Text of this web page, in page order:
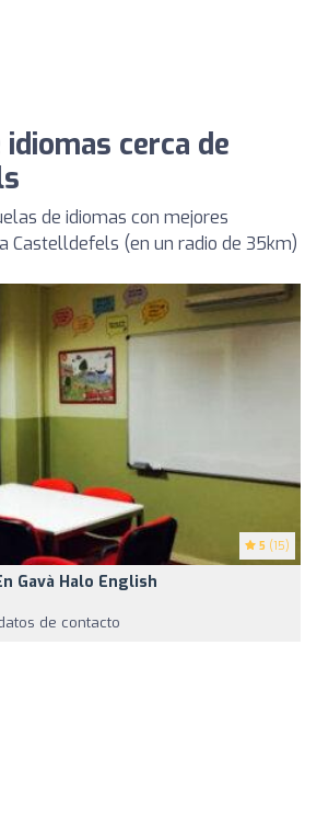
idiomas cerca de
de idiomas con mejores
Castelldefels (en un radio de 35km)
5 (15)
Gavà Halo English
de contacto